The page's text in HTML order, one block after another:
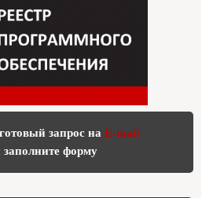
запрос на E-mail
заполните форму